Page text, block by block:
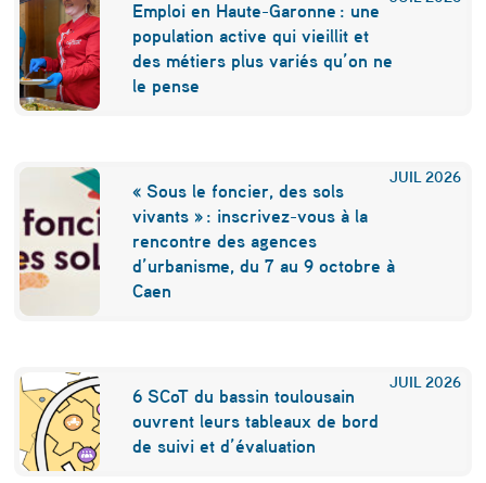
l
e
d
a
l
e
t
e
a
Emploi en Haute-Garonne : une
population active qui vieillit et
des métiers plus variés qu’on ne
le pense
JUIL 2026
« Sous le foncier, des sols
vivants » : inscrivez-vous à la
rencontre des agences
d’urbanisme, du 7 au 9 octobre à
Caen
JUIL 2026
6 SCoT du bassin toulousain
ouvrent leurs tableaux de bord
de suivi et d’évaluation